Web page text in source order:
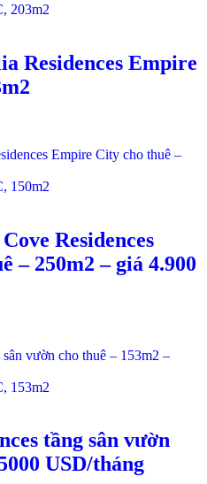
, 203m2
Residences Empire
, 150m2
Residences
– 250m2 – giá 4.900
, 153m2
tầng sân vườn
USD/tháng